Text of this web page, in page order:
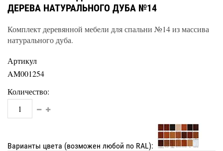
ДЕРЕВА НАТУРАЛЬНОГО ДУБА №14
Комплект деревянной мебели для спальни №14 из массива
натурального дуба.
Артикул
AM001254
Количество:
Варианты цвета (возможен любой по RAL):